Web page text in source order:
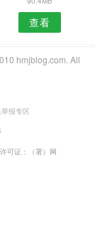
查看
hmjblog.com. All
报专区
可证：（署）网